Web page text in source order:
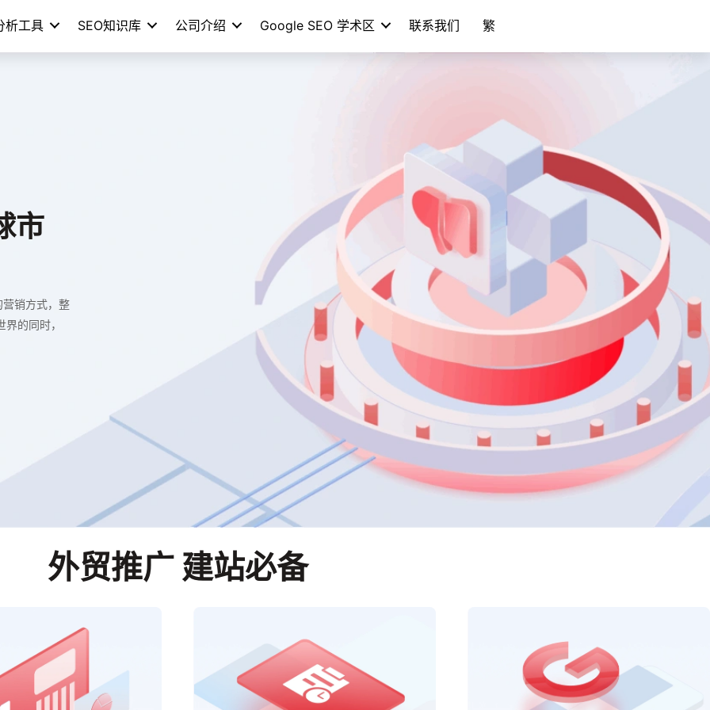
析工具 SEO知识库 公司介绍 Google SEO 学术区 联系我们 繁
市
销方式，整
的同时，
外贸推广 建站必备